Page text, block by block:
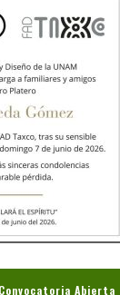
Convocatoria Abierta